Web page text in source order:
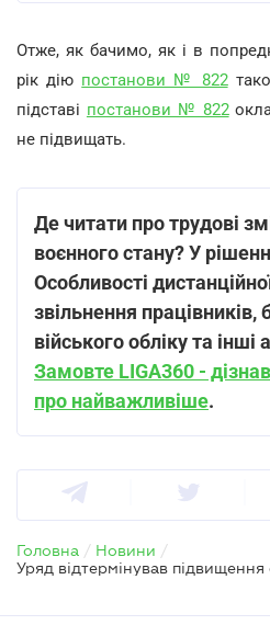
Отже, як бачимо, як і в
рік дію постанови № 822
підставі постанови № 822
не підвищать.
Де читати про трудові
воєнного стану? У
Особливості
звільнення
війського обліку та інші
Замовте LIGA360 -
про найважливіше.
Головна / Новини /